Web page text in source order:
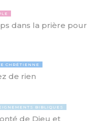
dans la prière pour
CHRÉTIENNE
de rien
BIBLIQUES
de Dieu et